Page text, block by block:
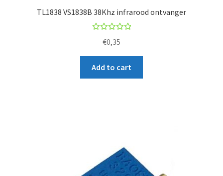
TL1838 VS1838B 38Khz infrarood ontvanger
out
€0,35
Add to cart